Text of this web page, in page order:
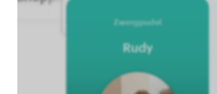
Zwergpudel
Rudy